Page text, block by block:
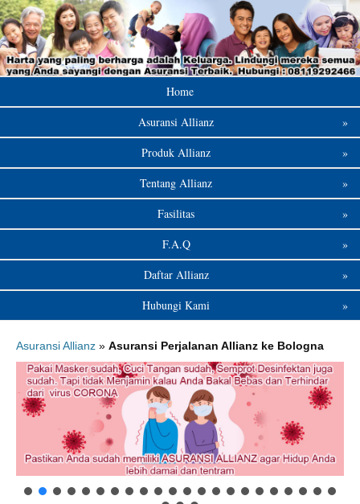
Home
Asuransi Allianz
»
Produk Allianz
»
Tentang Allianz
»
Fasilitas
»
F.A.Q
»
Daftar Allianz
»
Hubungi Kami
»
Asuransi Allianz » Asuransi Perjalanan Allianz ke Bologna